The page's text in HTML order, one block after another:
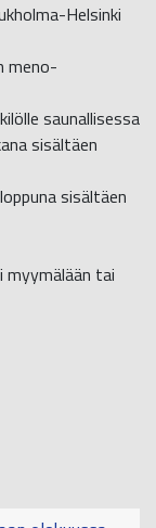
Helsinki
meno-
saunallisessa
sisältäen
sisältäen
myymälään tai